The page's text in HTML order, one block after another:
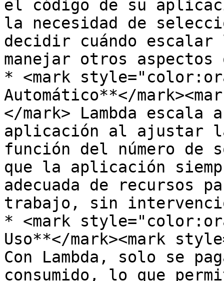
el código de su
la necesidad de
decidir cuándo
manejar otros
* <mark
Automático**</
</mark> Lambda escala
aplicación al ajustar la
función del número
que la aplicación
adecuada de recursos
trabajo, sin
* <mark
Uso**</mark><mark
Con Lambda, solo se
consumido, lo que